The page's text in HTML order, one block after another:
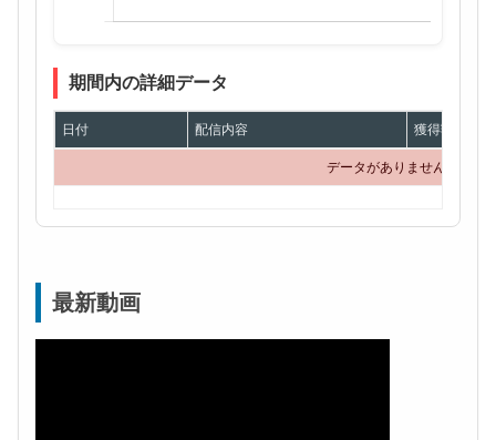
期間内の詳細データ
日付 配信内容 獲得額
データがありません
最新動画